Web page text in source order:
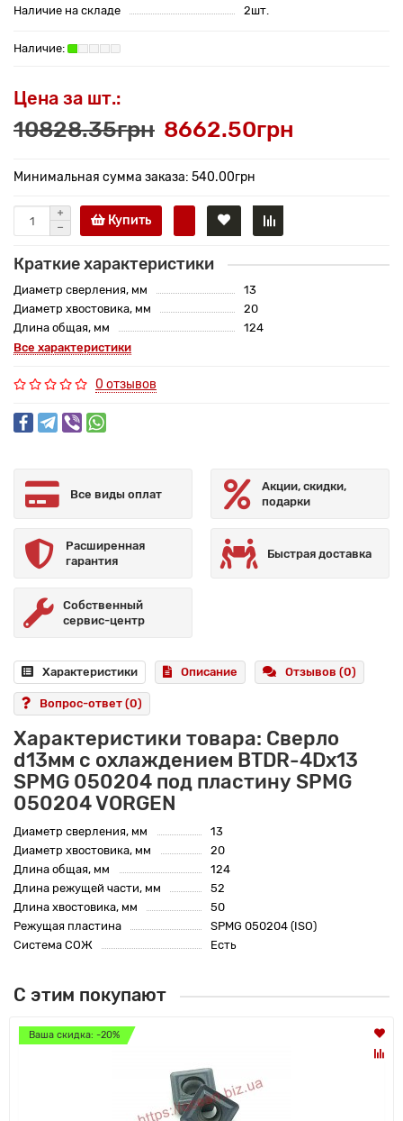
Наличие на складе
2шт.
Цена за шт.:
10828.35грн 8662.50грн
Минимальная сумма заказа: 540.00грн
Купить
Краткие характеристики
Диаметр сверления, мм
13
Диаметр хвостовика, мм
20
Длина общая, мм
124
Все характеристики
0 отзывов
Все виды оплат
Акции, скидки,
подарки
Расширенная
гарантия
Быстрая доставка
Собственный
сервис-центр
Характеристики Описание Отзывов (0)
Вопрос-ответ (0)
Характеристики товара: Сверло
d13мм с охлаждением BTDR-4Dx13
SPMG 050204 под пластину SPMG
050204 VORGEN
Диаметр сверления, мм
13
Диаметр хвостовика, мм
20
Длина общая, мм
124
Длина режущей части, мм
52
Длина хвостовика, мм
50
Режущая пластина
SPMG 050204 (ISO)
Система СОЖ
Есть
С этим покупают
Ваша скидка: -20%